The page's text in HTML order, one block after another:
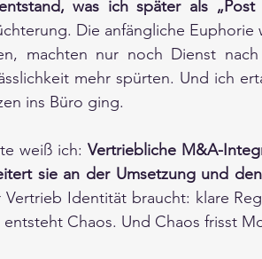
was ich später als
Die anfängliche
machten nur noch Dienst
mehr spürten. Und ich
ins Büro ging.
weiß ich: Vertriebliche M&A-
sie an der Umsetzung und
Vertrieb Identität braucht: klare
entsteht Chaos. Und Chaos frisst